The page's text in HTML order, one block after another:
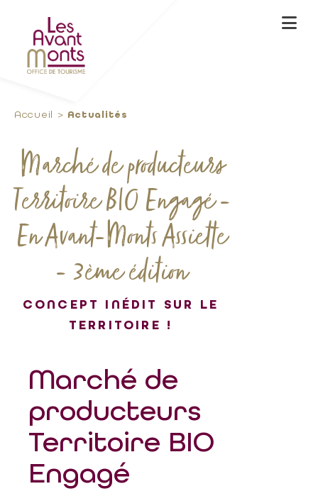
Accueil Actualités
Marché de producteurs
Territoire BIO Engagé -
En Avant-Monts Assiette
- 3ème édition
CONCEPT INÉDIT SUR LE
TERRITOIRE !
Marché de
producteurs
Territoire BIO
Engagé